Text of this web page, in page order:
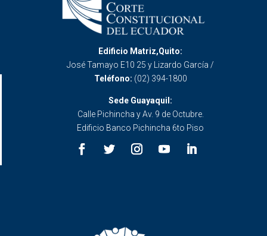
Edificio Matriz,Quito:
José Tamayo E10 25 y Lizardo García /
Teléfono: (02) 394-1800
Sede Guayaquil:
Calle Pichincha y Av. 9 de Octubre.
Edificio Banco Pichincha 6to Piso